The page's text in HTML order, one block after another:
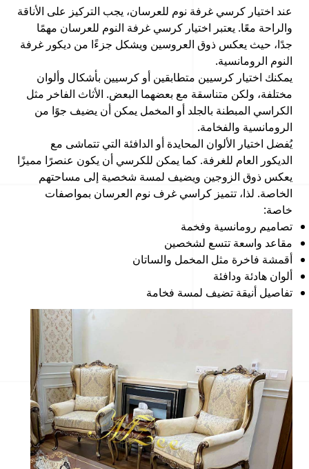
عند اختيار كرسي غرفة نوم للعرسان، يجب التركيز على الأناقة
والراحة معًا. يعتبر اختيار كرسي غرفة النوم للعرسان مهمًا
جدًا، حيث يعكس ذوق العروسين ويشكل جزءًا من ديكور غرفة
النوم الرومانسية.
يمكنك اختيار كرسيين متطابقين أو كرسيين بأشكال وألوان
مختلفة، ولكن متناسقة مع بعضهما البعض. الأثاث الفاخر مثل
الكراسي المبطنة بالجلد أو المخمل يمكن أن يضيف جوًا من
الرومانسية والفخامة.
يُفضل اختيار الألوان المحايدة أو الدافئة التي تتماشى مع
الديكور العام للغرفة. كما يمكن للكرسي أن يكون عنصرًا مميزًا
يعكس ذوق الزوجين ويضيف لمسة شخصية إلى مساحتهم
الخاصة. لذا، تتميز كراسي غرف نوم العرسان بمواصفات
خاصة:
تصاميم رومانسية وفخمة
مقاعد واسعة تتسع لشخصين
أقمشة فاخرة مثل المخمل والساتان
ألوان هادئة ودافئة
تفاصيل أنيقة تضيف لمسة فخامة